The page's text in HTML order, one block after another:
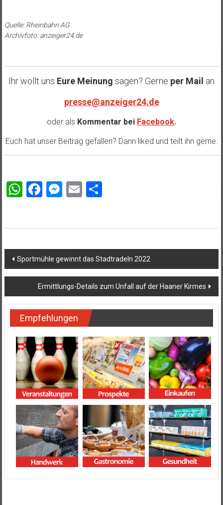
Quelle: Rheinbahn AG
Archivfoto: anzeiger24.de
Ihr wollt uns Eure Meinung sagen? Gerne per Mail an
presse@anzeiger24.de
oder als Kommentar bei Facebook.
Euch hat unser Beitrag gefallen? Dann liked und teilt ihn gerne.
WhatsApp
Facebook
Messenger
EmailTeilen
Beitragsnavigation
Sportmühle gewinnt das Stadtradeln 2022
Ermittlungs-Details zum Unfall auf der Haaner Kirmes
Empfehlungen